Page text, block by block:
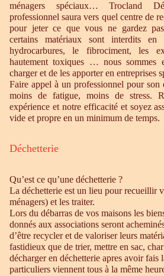
ménagers spéciaux… Trocland
professionnel saura vers quel centre de
pour jeter ce que vous ne gardez
certains matériaux sont interdits en
hydrocarbures, le fibrociment, les
hautement toxiques … nous sommes
charger et de les apporter en entreprises
Faire appel à un professionnel pour son
moins de fatigue, moins de stress.
expérience et notre efficacité et soyez
vide et propre en un minimum de temps.
Déchetterie
Qu’est ce qu’une déchetterie ?
La déchetterie est un lieu pour recueillir
ménagers) et les traiter.
Lors du débarras de vos maisons les
donnés aux associations seront
d’être recycler et de valoriser leurs
fastidieux que de trier, mettre en sac,
décharger en déchetterie apres avoir fais
particuliers viennent tous à la même